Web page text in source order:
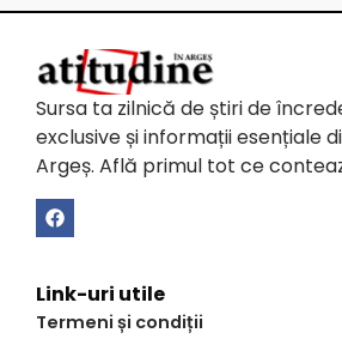
Sursa ta zilnică de știri de
exclusive și informații esențiale
Argeș. Află primul tot ce
Link-uri utile
Termeni și condiții